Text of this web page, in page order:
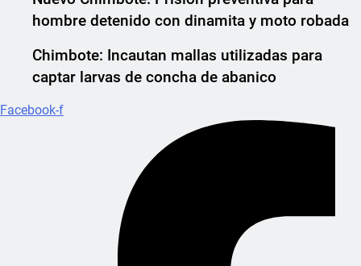
hombre detenido con dinamita y moto robada
Chimbote: Incautan mallas utilizadas para
captar larvas de concha de abanico
Facebook-f